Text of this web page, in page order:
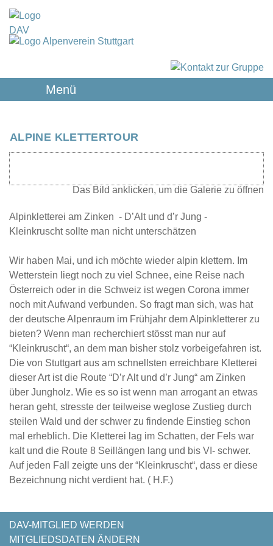
Menü
ALPINE KLETTERTOUR
Alpinkletterei am Zinken - D’Alt und d’r Jung -
Kleinkruscht sollte man nicht unterschätzen
Wir haben Mai, und ich möchte wieder alpin klettern. Im
Wetterstein liegt noch zu viel Schnee, eine Reise nach
Österreich oder in die Schweiz ist wegen Corona immer
noch mit Aufwand verbunden. So fragt man sich, was hat
der deutsche Alpenraum im Frühjahr dem Alpinkletterer zu
bieten? Wenn man recherchiert stösst man nur auf
“Kleinkruscht“, an dem man bisher stolz vorbeigefahren ist.
Die von Stuttgart aus am schnellsten erreichbare Kletterei
dieser Art ist die Route “D’r Alt und d’r Jung“ am Zinken
über Jungholz. Wie es so ist wenn man arrogant an etwas
heran geht, stresste der teilweise weglose Zustieg durch
steilen Wald und der schwer zu findende Einstieg schon
mal erheblich. Die Kletterei lag im Schatten, der Fels war
kalt und die Route 8 Seillängen lang und bis VI- schwer.
Auf jeden Fall zeigte uns der “Kleinkruscht“, dass er diese
Bezeichnung nicht verdient hat. ( H.F.)
NAVIGATION
ÜBERSPRINGEN
DAV-MITGLIED WERDEN
MITGLIEDSDATEN ÄNDERN